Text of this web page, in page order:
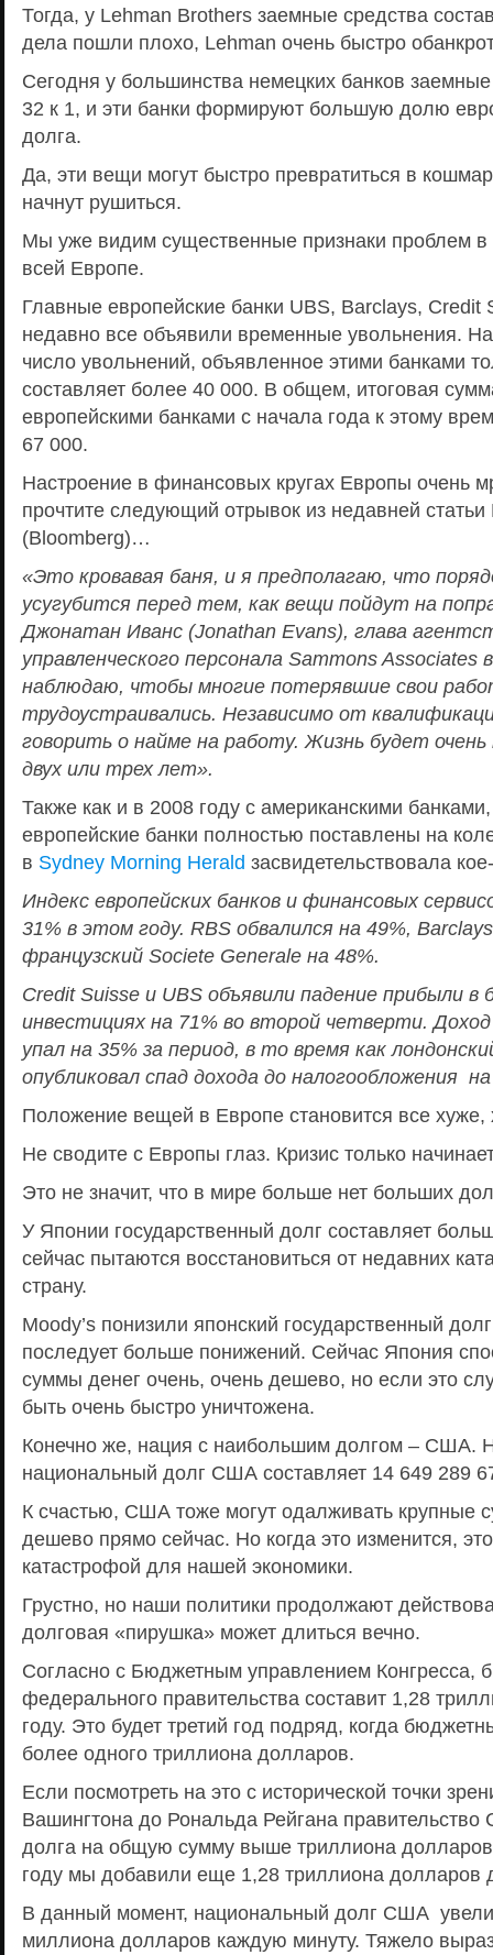
Тогда, у Lehman Brothers заемные средства
дела пошли плохо, Lehman очень быстро
Сегодня у большинства немецких банков
32 к 1, и эти банки формируют большую долю
долга.
Да, эти вещи могут быстро превратиться в
начнут рушиться.
Мы уже видим существенные признаки проблем в
всей Европе.
Главные европейские банки UBS, Barclays, Credit
недавно все объявили временные увольнения.
число увольнений, объявленное этими банками
составляет более 40 000. В общем, итоговая
европейскими банками с начала года к этому
67 000.
Настроение в финансовых кругах Европы очень
прочтите следующий отрывок из недавней
(Bloomberg)…
«Это кровавая баня, и я предполагаю, что
усугубится перед тем, как вещи пойдут на
Джонатан Иванс (Jonathan Evans), глава
управленческого персонала SammonsAssociates
наблюдаю, чтобы многие потерявшие свои
трудоустраивались. Независимо от
говорить о найме на работу. Жизнь будет
двух или трех лет».
Также как и в 2008 году с американскими
европейские банки полностью поставлены на
в Sydney Morning Herald засвидетельствовала
Индекс европейских банков и финансовых
31% в этом году. RBS обвалился на 49%, Barclays
французский Societe Generale на 48%.
Credit Suisse и UBS объявили падение прибыли в
инвестициях на 71% во второй четверти.
упал на 35% за период, в то время как
опубликовал спад дохода до налогообложения
Положение вещей в Европе становится все хуже,
Не сводите с Европы глаз. Кризис только
Это не значит, что в мире больше нет больших
У Японии государственный долг составляет
сейчас пытаются восстановиться от недавних
страну.
Moody’s понизили японский государственный
последует больше понижений. Сейчас Япония
суммы денег очень, очень дешево, но если это
быть очень быстро уничтожена.
Конечно же, нация с наибольшим долгом – США.
национальный долг США составляет 14 649 289
К счастью, США тоже могут одалживать крупные
дешево прямо сейчас. Но когда это изменится,
катастрофой для нашей экономики.
Грустно, но наши политики продолжают
долговая «пирушка» может длиться вечно.
Согласно с Бюджетным управлением Конгресса,
федерального правительства составит 1,28
году. Это будет третий год подряд, когда
более одного триллиона долларов.
Если посмотреть на это с исторической точки
Вашингтона до Рональда Рейгана
долга на общую сумму выше триллиона
году мы добавили еще 1,28 триллиона долларов
В данный момент, национальный долг США
миллиона долларов каждую минуту. Тяжело